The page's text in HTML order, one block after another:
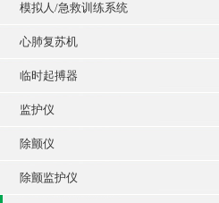
模拟人/急救训练系统
心肺复苏机
临时起搏器
监护仪
除颤仪
除颤监护仪